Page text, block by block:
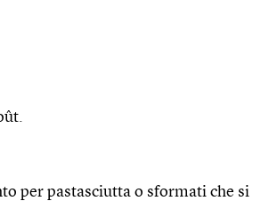
per pastasciutta o sformati che si